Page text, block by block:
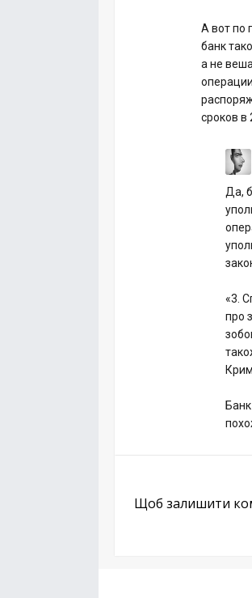
А вот по
банк
а не
сроков в
Да,
«3.
про
Щоб залишити